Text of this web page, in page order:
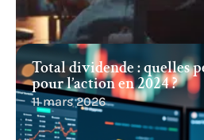
Total dividende : quelles
pour l’action en 2024 ?
11 mars 2026